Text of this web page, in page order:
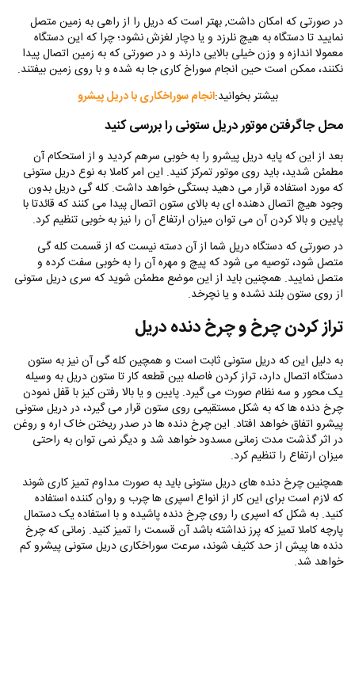
در صورتی که امکان داشت, بهتر است که دریل را از راهی به زمین متصل
نمایید تا دستگاه به هیچ نلرزد و یا دچار لغزش نشود؛ چرا که این دستگاه
معمولا اندازه و وزن خیلی بالایی دارند و در صورتی که به زمین اتصال پیدا
نکنند، ممکن است حین انجام سوراخ کاری جا به شده و با روی زمین بیفتند.
بیشتر بخوانید:انجام سوراخکاری با دریل پیشرو
محل جاگرفتن موتور دریل ستونی را بررسی کنید
بعد از این که پایه دریل پیشرو را به خوبی سرهم کردید و از استحکام آن
مطمئن شدید، باید روی موتور تمرکز کنید. این امر کاملا به نوع دریل ستونی
که مورد استفاده قرار می دهید بستگی خواهد داشت.‌ کله گی‌ دریل بدون
وجود هیچ اتصال دهنده ای به بالای ستون اتصال پیدا می کنند که قائدتا‌ با
پایین و بالا کردن آن می توان میزان ارتفاع آن را نیز به خوبی تنظیم کرد.
در صورتی که دستگاه دریل شما از آن دسته نیست که از قسمت کله گی‌
متصل شود، توصیه می شود که پیچ و مهره آن را به خوبی سفت کرده و
متصل نمایید. همچنین باید از این موضع مطمئن شوید که سری دریل ستونی
از روی ستون بلند نشده و یا نچرخد.
تراز کردن چرخ و چرخ دنده دریل
به دلیل این که دریل ستونی ثابت است و همچین کله گی‌ آن نیز به ستون
دستگاه اتصال دارد، تراز کردن فاصله بین قطعه کار تا ستون دریل به وسیله
یک محور و سه نظام صورت می گیرد. پایین و یا بالا رفتن کیز با قفل نمودن
چرخ دنده ها که به شکل مستقیمی روی ستون قرار می گیرد، در دریل ستونی
پیشرو اتفاق خواهد افتاد. این چرخ دنده ها در صدر ریختن خاک اره و روغن
در اثر گذشت مدت زمانی مسدود خواهد شد و دیگر نمی توان به راحتی
میزان ارتفاع را تنظیم کرد.
همچنین چرخ دنده های دریل ستونی باید به صورت مداوم تمیز کاری شوند
که لازم است برای این کار از انواع اسپری ها چرب و روان کننده استفاده
کنید. به شکل که اسپری را روی چرخ دنده پاشیده و با استفاده یک دستمال
پارچه کاملا تمیز که پرز نداشته باشد آن قسمت را تمیز کنید. زمانی که چرخ
دنده ها پیش از حد کثیف شوند، سرعت سوراخکاری دریل ستونی پیشرو کم
خواهد شد.